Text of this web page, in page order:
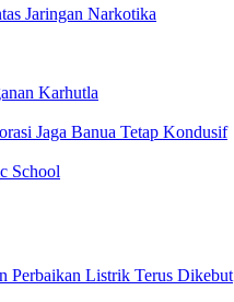
Jaringan Narkotika
Karhutla
Jaga Banua Tetap Kondusif
School
Perbaikan Listrik Terus Dikebut